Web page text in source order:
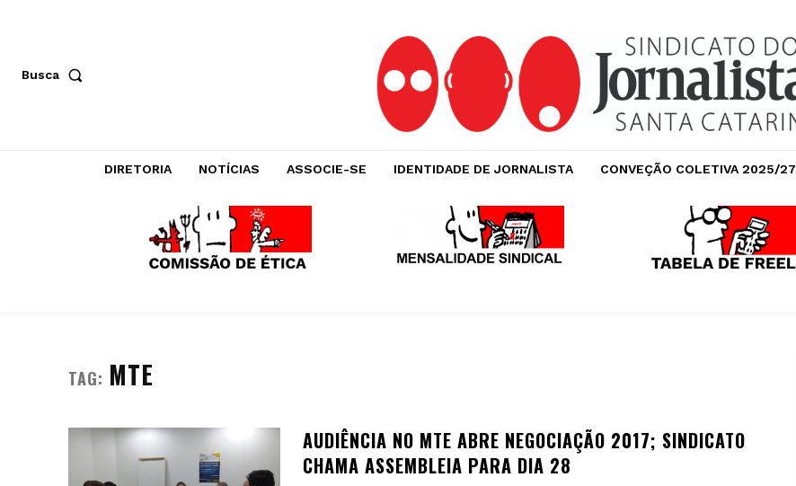
Busca
DIRETORIA NOTÍCIAS ASSOCIE-SE IDENTIDADE DE JORNALISTA CONVEÇÃO COLETIVA 2025/27
TAG: MTE
AUDIÊNCIA NO MTE ABRE NEGOCIAÇÃO 2017; SINDICATO
CHAMA ASSEMBLEIA PARA DIA 28